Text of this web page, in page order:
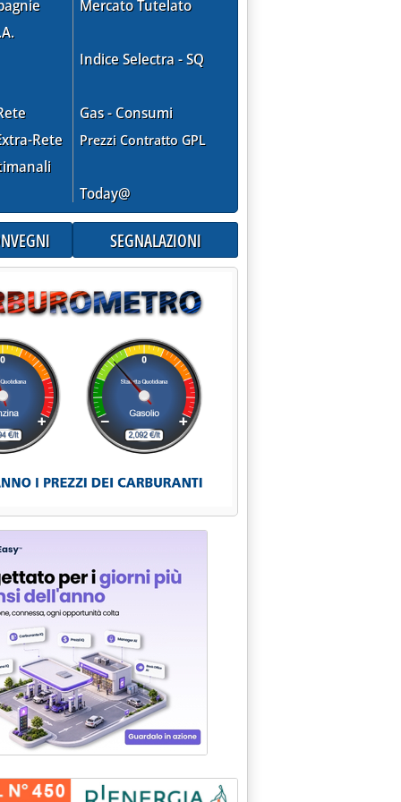
Rete
Mercato Tutelato
Indice Selectra - SQ
Gas - Consumi
Prezzi Contratto GPL
Today@
SEGNALAZIONI